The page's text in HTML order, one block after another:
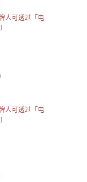
人可透过「电
人可透过「电